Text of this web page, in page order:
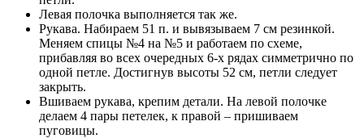
Левая полочка выполняется так же.
Рукава. Набираем 51 п. и вывязываем 7 см резинкой.
Меняем спицы №4 на №5 и работаем по схеме,
прибавляя во всех очередных 6-х рядах симметрично по
одной петле. Достигнув высоты 52 см, петли следует
закрыть.
Вшиваем рукава, крепим детали. На левой полочке
делаем 4 пары петелек, к правой – пришиваем
пуговицы.